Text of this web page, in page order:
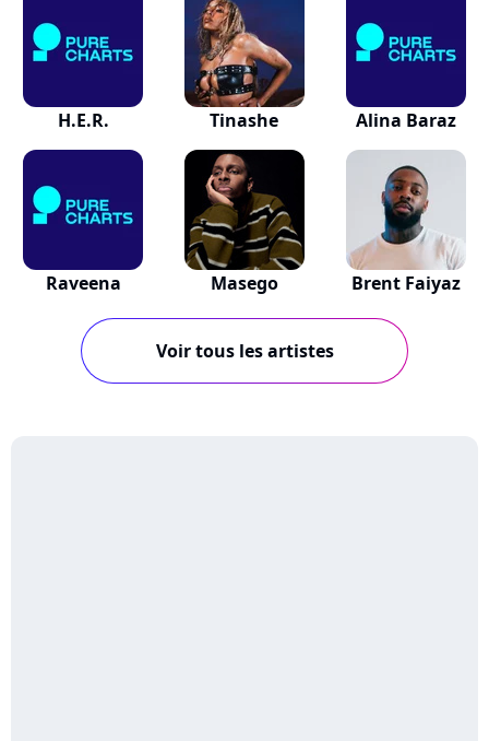
H.E.R. Tinashe Alina Baraz
Raveena Masego Brent Faiyaz
Voir tous les artistes